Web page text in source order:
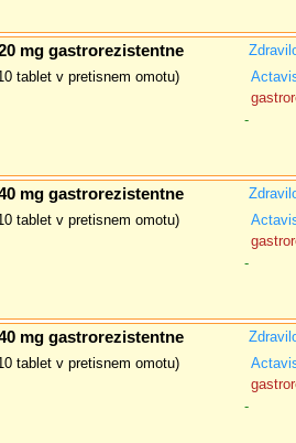
mg gastrorezistentne
tablet v pretisnem omotu)
-
mg gastrorezistentne
tablet v pretisnem omotu)
-
mg gastrorezistentne
tablet v pretisnem omotu)
-